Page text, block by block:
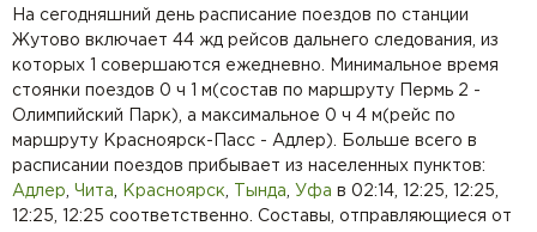
На сегодняшний день расписание поездов по станции
Жутово включает 44 жд рейсов дальнего следования, из
которых 1 совершаются ежедневно. Минимальное время
стоянки поездов 0 ч 1 м(состав по маршруту Пермь 2 -
Олимпийский Парк), а максимальное 0 ч 4 м(рейс по
маршруту Красноярск-Пасс - Адлер). Больше всего в
расписании поездов прибывает из населенных пунктов:
Адлер
Чита Красноярск Тында Уфа в 02:14, 12:25, 12:25,
12:25, 12:25 соответственно. Составы, отправляющиеся от